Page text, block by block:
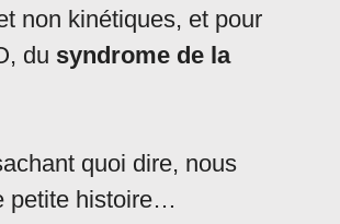
non kinétiques, et pour
du syndrome de la
quoi dire, nous
petite histoire…